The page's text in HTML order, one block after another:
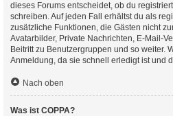
dieses Forums entscheidet, ob du
schreiben. Auf jeden Fall erhältst du als
zusätzliche Funktionen, die Gästen nicht
Avatarbilder, Private Nachrichten, E-Mail-
Beitritt zu Benutzergruppen und so weiter.
Anmeldung, da sie schnell erledigt ist und
Nach oben
Was ist COPPA?